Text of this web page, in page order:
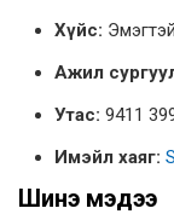
Хүйс: Эмэгтэй
Ажил
Утас: 9411
Имэйл хаяг:
Шинэ мэдээ